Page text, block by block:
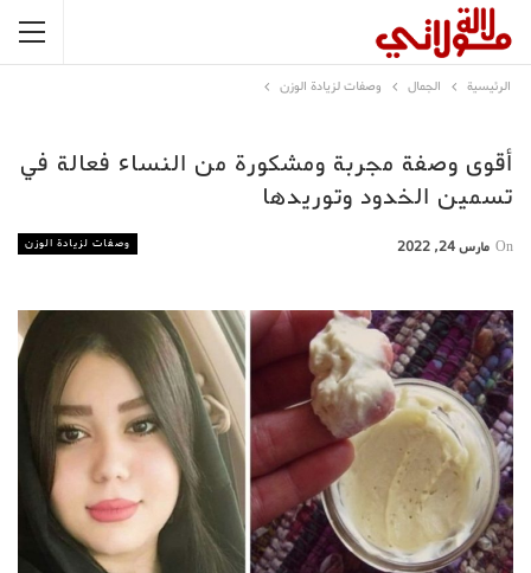
الرئيسية الجمال وصفات لزيادة الوزن
أقوى وصفة مجربة ومشكورة من النساء فعالة في
تسمين الخدود وتوريدها
وصفات لزيادة الوزن On مارس 24, 2022